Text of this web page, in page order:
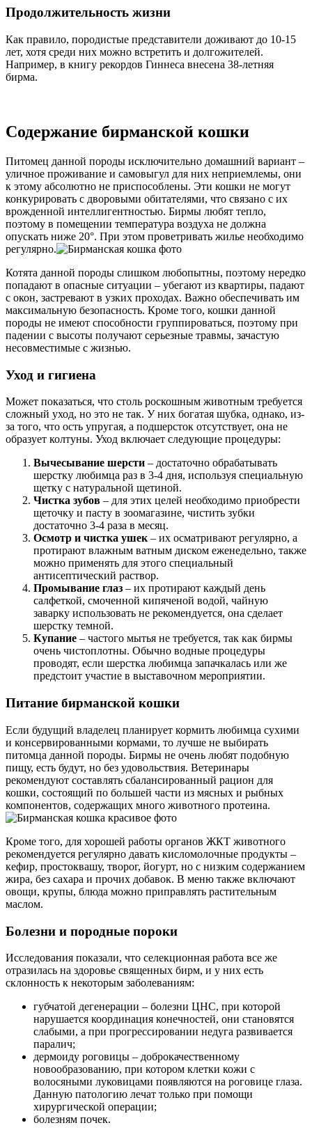
Продолжительность жизни
Как правило, породистые представители доживают до 10-15
лет, хотя среди них можно встретить и долгожителей.
Например, в книгу рекордов Гиннеса внесена 38-летняя
бирма.
Содержание бирманской кошки
Питомец данной породы исключительно домашний вариант –
уличное проживание и самовыгул для них неприемлемы, они
к этому абсолютно не приспособлены. Эти кошки не могут
конкурировать с дворовыми обитателями, что связано с их
врожденной интеллигентностью. Бирмы любят тепло,
поэтому в помещении температура воздуха не должна
опускать ниже 20°. При этом проветривать жилье необходимо
регулярно.
Котята данной породы слишком любопытны, поэтому нередко
попадают в опасные ситуации – убегают из квартиры, падают
с окон, застревают в узких проходах. Важно обеспечивать им
максимальную безопасность. Кроме того, кошки данной
породы не имеют способности группироваться, поэтому при
падении с высоты получают серьезные травмы, зачастую
несовместимые с жизнью.
Уход и гигиена
Может показаться, что столь роскошным животным требуется
сложный уход, но это не так. У них богатая шубка, однако, из-
за того, что ость упругая, а подшерсток отсутствует, она не
образует колтуны. Уход включает следующие процедуры:
Вычесывание шерсти – достаточно обрабатывать
шерстку любимца раз в 3-4 дня, используя специальную
щетку с натуральной щетиной.
Чистка зубов – для этих целей необходимо приобрести
щеточку и пасту в зоомагазине, чистить зубки
достаточно 3-4 раза в месяц.
Осмотр и чистка ушек– их осматривают регулярно, а
протирают влажным ватным диском еженедельно, также
можно применять для этого специальный
антисептический раствор.
Промывание глаз – их протирают каждый день
салфеткой, смоченной кипяченой водой, чайную
заварку использовать не рекомендуется, она сделает
шерстку темной.
Купание – частого мытья не требуется, так как бирмы
очень чистоплотны. Обычно водные процедуры
проводят, если шерстка любимца запачкалась или же
предстоит участие в выставочном мероприятии.
Питание бирманской кошки
Если будущий владелец планирует кормить любимца сухими
и консервированными кормами, то лучше не выбирать
питомца данной породы. Бирмы не очень любят подобную
пищу, есть будут, но без удовольствия. Ветеринары
рекомендуют составлять сбалансированный рацион для
кошки, состоящий по большей части из мясных и рыбных
компонентов, содержащих много животного протеина.
Кроме того, для хорошей работы органов ЖКТ животного
рекомендуется регулярно давать кисломолочные продукты –
кефир, простоквашу, творог, йогурт, но с низким содержанием
жира, без сахара и прочих добавок. В меню также включают
овощи, крупы, блюда можно приправлять растительным
маслом.
Болезни и породные пороки
Исследования показали, что селекционная работа все же
отразилась на здоровье священных бирм, и у них есть
склонность к некоторым заболеваниям:
губчатой дегенерации – болезни ЦНС, при которой
нарушается координация конечностей, они становятся
слабыми, а при прогрессировании недуга развивается
паралич;
дермоиду роговицы – доброкачественному
новообразованию, при котором клетки кожи с
волосяными луковицами появляются на роговице глаза.
Данную патологию лечат только при помощи
хирургической операции;
болезням почек.